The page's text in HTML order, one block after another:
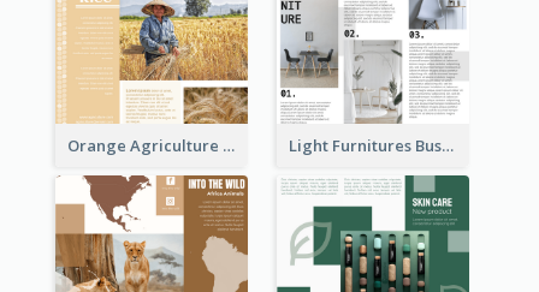
Orange Agriculture Tri Fold Brochure Light Furnitures Business Tri Fold Brochure